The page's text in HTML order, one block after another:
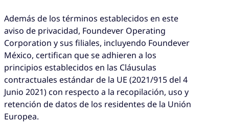
Además de los términos establecidos en este
aviso de privacidad, Foundever Operating
Corporation y sus filiales, incluyendo Foundever
México, certifican que se adhieren a los
principios establecidos en las Cláusulas
contractuales estándar de la UE (2021/915 del 4
Junio 2021) con respecto a la recopilación, uso y
retención de datos de los residentes de la Unión
Europea.